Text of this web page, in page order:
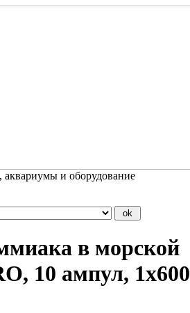
и оборудование
в морской
10 ампул, 1х600